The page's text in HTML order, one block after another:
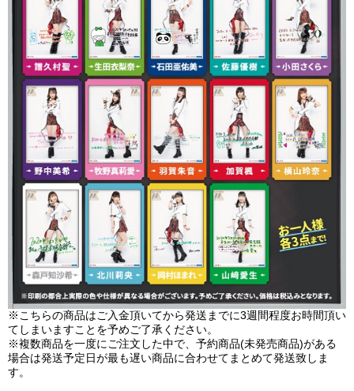
※こちらの商品はご入金頂いてから発送までに3週間程度お時間頂い
てしまいますことを予めご了承ください。
※複数商品を一度にご注文した中で、予約商品(未発売商品)がある
場合は発送予定日が最も遅い商品に合わせてまとめて発送致しま
す。